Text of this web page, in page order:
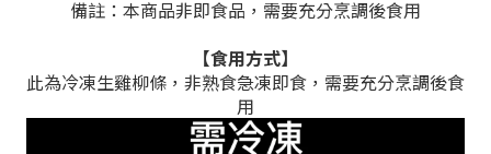
備註：本商品非即食品，需要充分烹調後食用
【食用方式】
此為冷凍生雞柳條，非熟食急凍即食 ，需要充分烹調後食
用